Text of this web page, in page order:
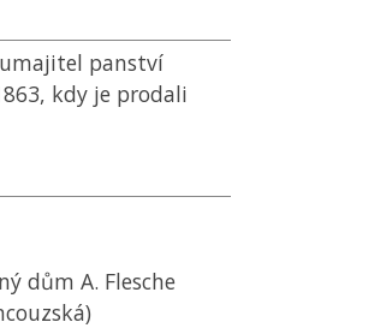
panství
kdy je prodali
dům A. Flesche